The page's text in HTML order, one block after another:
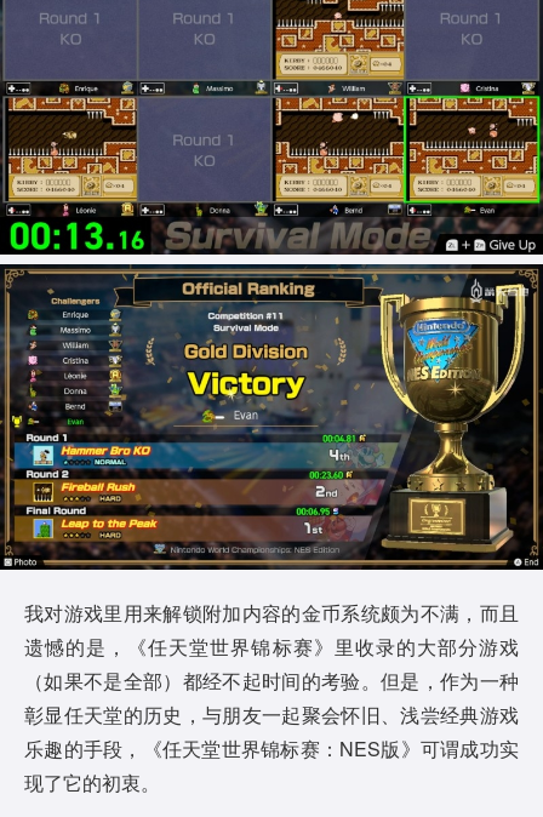
我对游戏里用来解锁附加内容的金币系统颇为不满，而且
遗憾的是，《任天堂世界锦标赛》里收录的大部分游戏
（如果不是全部）都经不起时间的考验。但是，作为一种
彰显任天堂的历史，与朋友一起聚会怀旧、浅尝经典游戏
乐趣的手段，《任天堂世界锦标赛：NES版》可谓成功实
现了它的初衷。